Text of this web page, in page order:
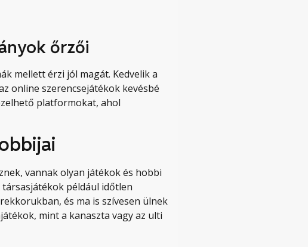
őrzői
mellett érzi jól magát. Kedvelik a
online szerencsejátékok kevésbé
platformokat, ahol
vannak olyan játékok és hobbi
például időtlen
és ma is szívesen ülnek
mint a kanaszta vagy az ulti